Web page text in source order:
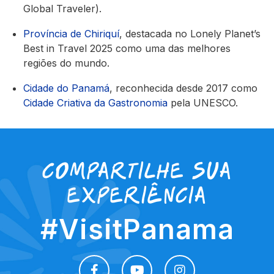
Global Traveler).
Província de Chiriquí, destacada no Lonely Planet’s
Best in Travel 2025 como uma das melhores
regiões do mundo.
Cidade do Panamá, reconhecida desde 2017 como
Cidade Criativa da Gastronomiapela UNESCO.
Compartilhe sua
experiência
#VisitPanama